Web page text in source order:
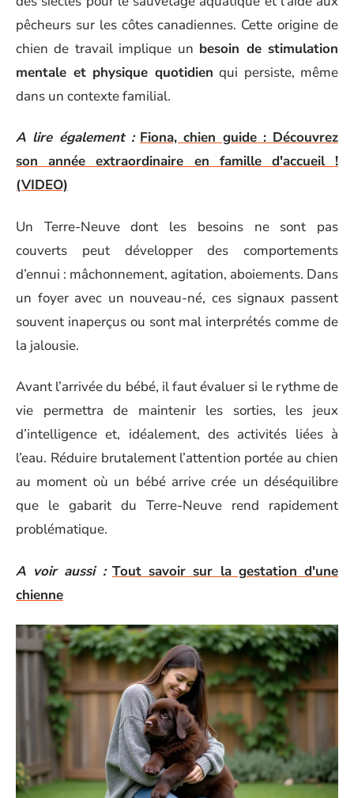
pêcheurs sur les côtes canadiennes. Cette origine de
chien de travail implique un besoin de stimulation
mentale et physique quotidien qui persiste, même
dans un contexte familial.
A lire également : Fiona, chien guide : Découvrez
son année extraordinaire en famille d'accueil !
(VIDEO)
Un Terre-Neuve dont les besoins ne sont pas
couverts peut développer des comportements
d’ennui : mâchonnement, agitation, aboiements. Dans
un foyer avec un nouveau-né, ces signaux passent
souvent inaperçus ou sont mal interprétés comme de
la jalousie.
Avant l’arrivée du bébé, il faut évaluer si le rythme de
vie permettra de maintenir les sorties, les jeux
d’intelligence et, idéalement, des activités liées à
l’eau. Réduire brutalement l’attention portée au chien
au moment où un bébé arrive crée un déséquilibre
que le gabarit du Terre-Neuve rend rapidement
problématique.
A voir aussi : Tout savoir sur la gestation d'une
chienne